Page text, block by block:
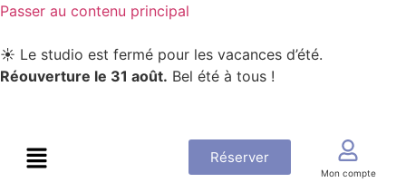
Passer au contenu principal
☀️ Le studio est fermé pour les vacances d’été.
Réouverture le 31 août. Bel été à tous !
Réserver
Mon compte